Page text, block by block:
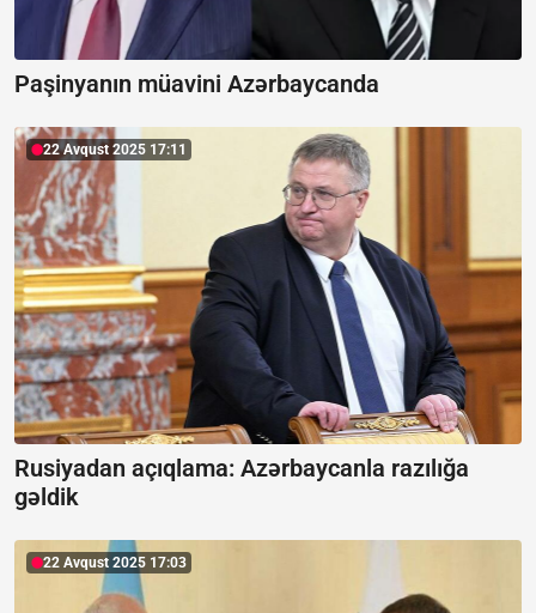
Paşinyanın müavini Azərbaycanda
22 Avqust 2025 17:11
Rusiyadan açıqlama: Azərbaycanla razılığa
gəldik
22 Avqust 2025 17:03